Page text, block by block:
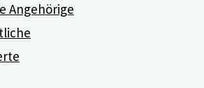
Angehörige